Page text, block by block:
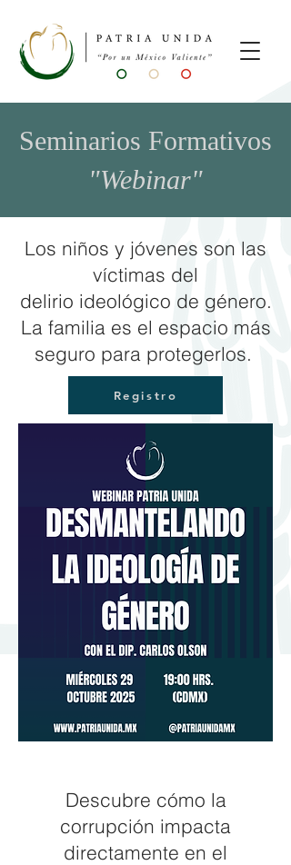
Seminarios Formativos
"Webinar"
Los niños y jóvenes son las
víctimas del
delirio ideológico de género.
La familia es el espacio más
seguro para protegerlos.
Registro
Descubre cómo la
corrupción impacta
directamente en el